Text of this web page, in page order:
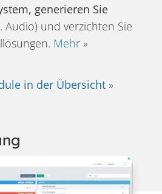
generieren Sie
Audio) und verzichten Sie
Mehr »
in der Übersicht »